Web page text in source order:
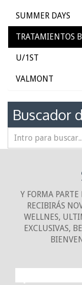
SUMMER DAYS
TRATAMIENTOS
U/1ST
VALMONT
Buscador
Y FORMA
RECIBIRÁS
WELLNES,
EXCLUSIVAS,